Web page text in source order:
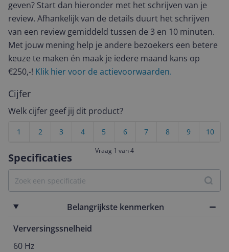
Specificaties
Belangrijkste kenmerken
Verversingssnelheid
60 Hz
geven? Start dan hieronder met het schrijven van je
review. Afhankelijk van de details duurt het schrijven
van een review gemiddeld tussen de 3 en 10 minuten.
Met jouw mening help je andere bezoekers een betere
keuze te maken én maak je iedere maand kans op
€250,-! Klik hier voor de actievoorwaarden.
Cijfer
Welk cijfer geef jij dit product?
10
9
8
7
6
5
4
3
2
1
Vraag 1 van 4